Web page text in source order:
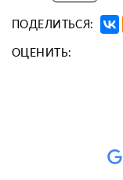
ПОДЕЛИТЬСЯ:
ОЦЕНИТЬ: